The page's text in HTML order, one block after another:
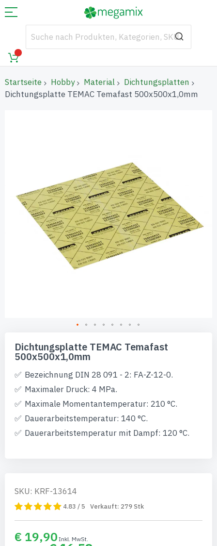
Startseite Hobby Material
Dichtungsplatten
Dichtungsplatte TEMAC Temafast 500x500x1,0mm
Anfang
Bildgalerie
Dichtungsplatte TEMAC Temafast
500x500x1,0mm
Bezeichnung DIN 28 091 - 2: FA-Z-12-0.
Maximaler Druck: 4 MPa.
Maximale Momentantemperatur: 210 °C.
Dauerarbeitstemperatur: 140 °C.
Dauerarbeitstemperatur mit Dampf: 120 °C.
SKU: KRF-13614
4.83 / 5 Verkauft: 279 Stk
€ 19,90